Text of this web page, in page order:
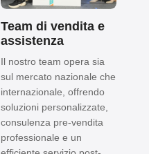
Team di vendita e
assistenza
Il nostro team opera sia
sul mercato nazionale che
internazionale, offrendo
soluzioni personalizzate,
consulenza pre-vendita
professionale e un